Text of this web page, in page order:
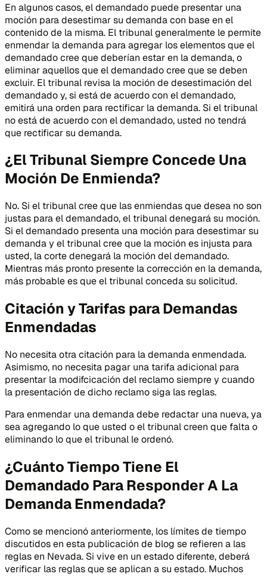
En algunos casos, el demandado puede presentar una
moción para desestimar su demanda con base en el
contenido de la misma. El tribunal generalmente le permite
enmendar la demanda para agregar los elementos que el
demandado cree que deberían estar en la demanda, o
eliminar aquellos que el demandado cree que se deben
excluir. El tribunal revisa la moción de desestimación del
demandado y, si está de acuerdo con el demandado,
emitirá una orden para rectificar la demanda. Si el tribunal
no está de acuerdo con el demandado, usted no tendrá
que rectificar su demanda.
¿El Tribunal Siempre Concede Una
Moción De Enmienda?
No. Si el tribunal cree que las enmiendas que desea no son
justas para el demandado, el tribunal denegará su moción.
Si el demandado presenta una moción para desestimar su
demanda y el tribunal cree que la moción es injusta para
usted, la corte denegará la moción del demandado.
Mientras más pronto presente la corrección en la demanda,
más probable es que el tribunal conceda su solicitud.
Citación y Tarifas para Demandas
Enmendadas
No necesita otra citación para la demanda enmendada.
Asimismo, no necesita pagar una tarifa adicional para
presentar la modifcicación del reclamo siempre y cuando
la presentación de dicho reclamo siga las reglas.
Para enmendar una demanda debe redactar una nueva, ya
sea agregando lo que usted o el tribunal creen que falta o
eliminando lo que el tribunal le ordenó.
¿Cuánto Tiempo Tiene El
Demandado Para Responder A La
Demanda Enmendada?
Como se mencionó anteriormente, los límites de tiempo
discutidos en esta publicación de blog se refieren a las
reglas en Nevada. Si vive en un estado diferente, deberá
verificar las reglas que se aplican a su estado. Muchos